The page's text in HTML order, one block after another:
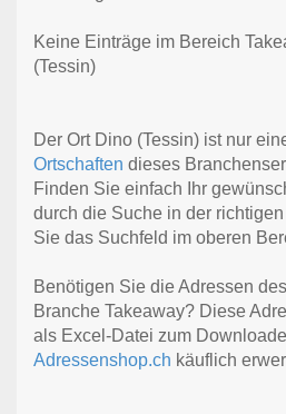
Keine Einträge im Bereich
(Tessin)
Der Ort Dino (Tessin) ist nur
Ortschaften dieses
Finden Sie einfach Ihr
durch die Suche in der
Sie das Suchfeld im oberen
Benötigen Sie die Adressen
Branche Takeaway? Diese
als Excel-Datei zum
Adressenshop.ch käuflich